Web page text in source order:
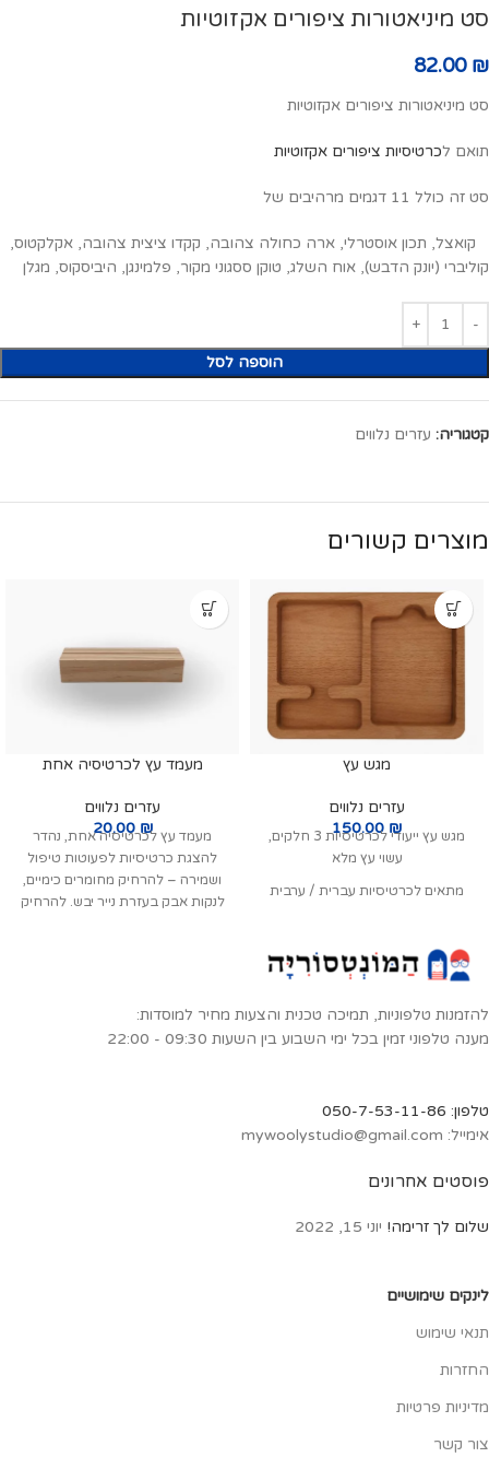
סט מיניאטורות ציפורים אקזוטיות
82.00 ₪
סט מיניאטורות ציפורים אקזוטיות
תואם לכרטיסיות ציפורים אקזוטיות
סט זה כולל 11 דגמים מרהיבים של
קואצל, תכון אוסטרלי, ארה כחולה צהובה, קקדו ציצית צהובה, אקלקטוס,
קוליברי (יונק הדבש), אוח השלג, טוקן ססגוני מקור, פלמינגן, היביסקוס, מגלן
הוספה לסל
קטגוריה: עזרים נלווים
מוצרים קשורים
מגש עץ
עזרים נלווים
150.00 ₪
מגש עץ ייעודי לכרטיסיות 3 חלקים,
עשוי עץ מלא
מתאים לכרטיסיות עברית / ערבית
מעמד עץ לכרטיסיה אחת
עזרים נלווים
20.00 ₪
מעמד עץ לכרטיסיה אחת, נהדר
להצגת כרטיסיות לפעוטות טיפול
ושמירה – להרחיק מחומרים כימיים,
לנקות אבק בעזרת נייר יבש. להרחיק
לינקים שימושיים
תנאי שימוש
החזרות
מדיניות פרטיות
צור קשר
פוסטים אחרונים
שלום לך זרימה! יוני 15, 2022
להזמנות טלפוניות, תמיכה טכנית והצעות מחיר למוסדות:
מענה טלפוני זמין בכל ימי השבוע בין השעות 09:30 - 22:00
טלפון: 050-7-53-11-86
אימייל: mywoolystudio@gmail.com